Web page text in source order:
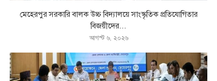
মেহেরপুর সরকারি বালক উচ্চ বিদ্যালয়ে সাংস্কৃতিক প্রতিযোগিতার
বিজয়ীদের...
আগস্ট ৬, ২০২৬